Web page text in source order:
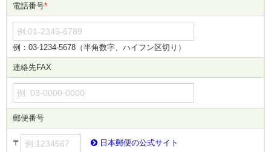
電話番号*
例：03-1234-5678（半角数字、ハイフン区切り）
連絡先FAX
郵便番号
〒
日本郵便の公式サイト